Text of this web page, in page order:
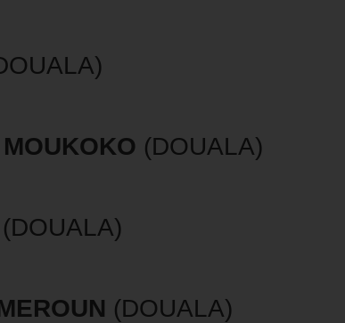
(DOUALA)
(DOUALA)
(DOUALA)